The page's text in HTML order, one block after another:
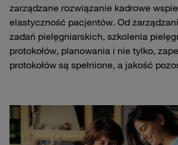
zarządzane rozwiązanie kadrowe
elastyczność pacjentów. Od
zadań pielęgniarskich, szkolenia
protokołów, planowania i nie tylko,
protokołów są spełnione, a jakość